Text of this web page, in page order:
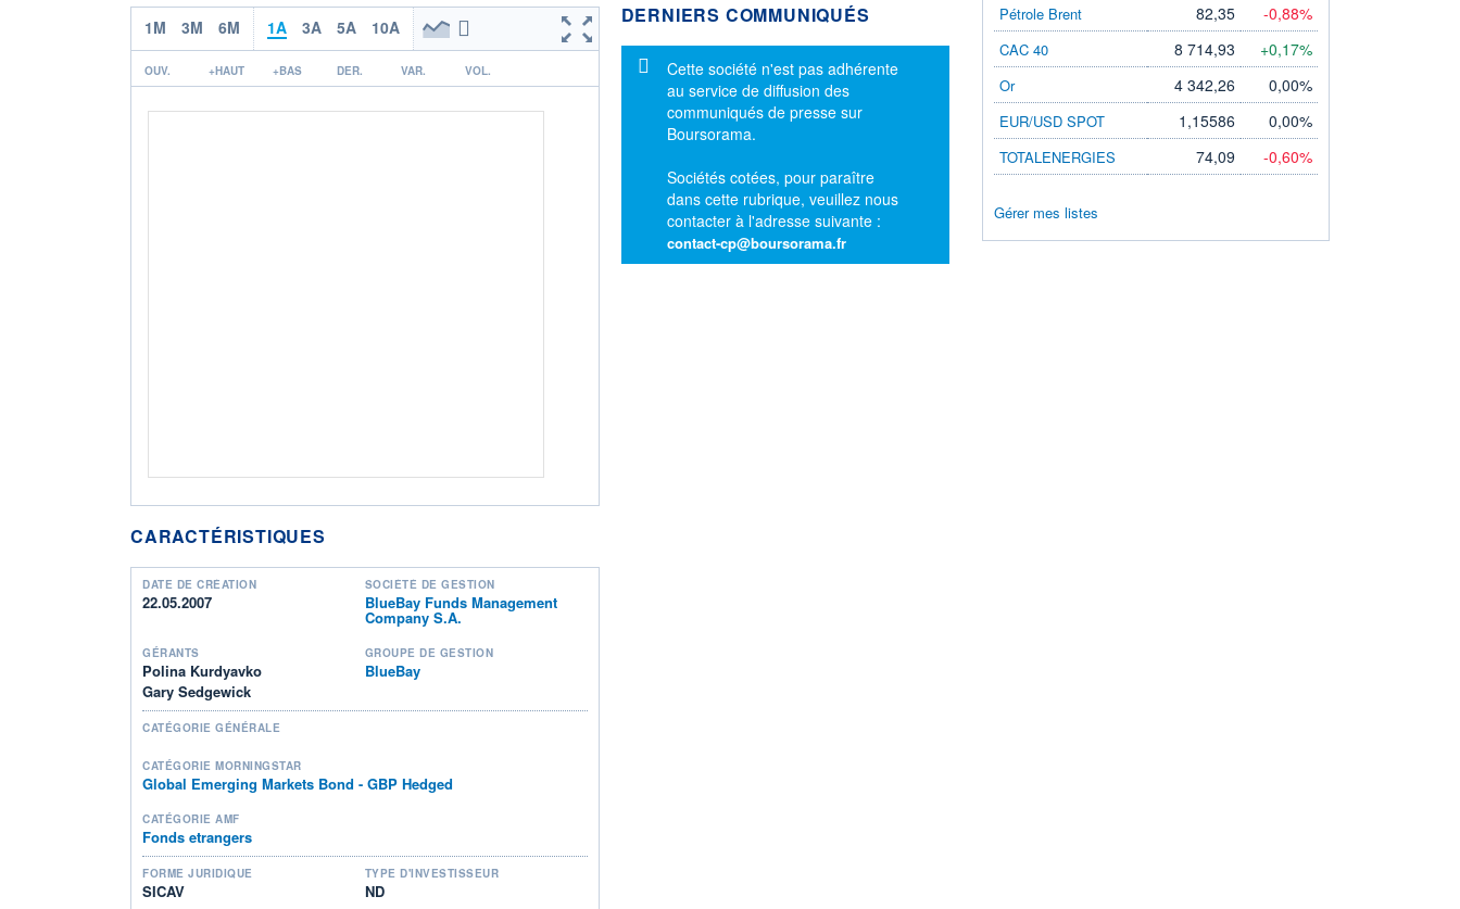
1M 3M 6M 1A 3A 5A 10A
OUV. +HAUT +BAS DER. VAR. VOL.
CARACTÉRISTIQUES
DATE DE CRÉATION
22.05.2007
SOCIÉTÉ DE GESTION
BlueBay Funds Management
Company S.A.
GÉRANTS
Polina Kurdyavko
Gary Sedgewick
GROUPE DE GESTION
BlueBay
CATÉGORIE GÉNÉRALE
CATÉGORIE MORNINGSTAR
Global Emerging Markets Bond - GBP Hedged
CATÉGORIE AMF
Fonds etrangers
FORME JURIDIQUE
SICAV
TYPE D'INVESTISSEUR
ND
DERNIERS COMMUNIQUÉS
Message d'information
Cette société n'est pas adhérente
au service de diffusion des
communiqués de presse sur
Boursorama.
Sociétés cotées, pour paraître
dans cette rubrique, veuillez nous
contacter à l'adresse suivante :
contact-cp@boursorama.fr
Pétrole Brent
82,35 -0,88%
CAC 40 8 714,93 +0,17%
Or 4 342,26 0,00%
EUR/USD SPOT 1,15586 0,00%
TOTALENERGIES 74,09 -0,60%
Gérer mes listes